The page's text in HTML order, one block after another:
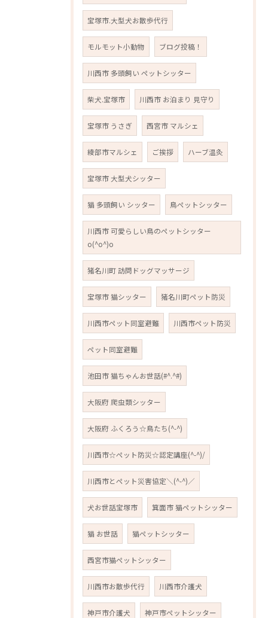
宝塚市.大型犬お散歩代行
モルモット小動物 ブログ投稿！
川西市 多頭飼い ペットシッター
柴犬.宝塚市 川西市 お泊まり 見守り
宝塚市 うさぎ 西宮市 マルシェ
綾部市マルシェ ご挨拶 ハーブ温灸
宝塚市 大型犬シッター
猫 多頭飼い シッター 鳥ペットシッター
川西市 可愛らしい鳥のペットシッター
o(^o^)o
猪名川町 訪問ドッグマッサージ
宝塚市 猫シッター 猪名川町ペット防災
川西市ペット同室避難 川西市ペット防災
ペット同室避難
池田市 猫ちゃんお世話(#^.^#)
大阪府 爬虫類シッター
大阪府 ふくろう☆鳥たち(^-^)
川西市☆ペット防災☆認定講座(^-^)/
川西市とペット災害協定＼(^-^)／
犬お世話宝塚市 箕面市 猫ペットシッター
猫 お世話 猫ペットシッター
西宮市猫ペットシッター
川西市お散歩代行 川西市介護犬
神戸市介護犬 神戸市ペットシッター